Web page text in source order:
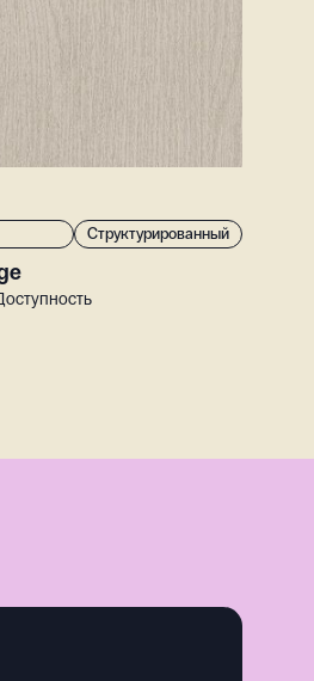
Структурированный